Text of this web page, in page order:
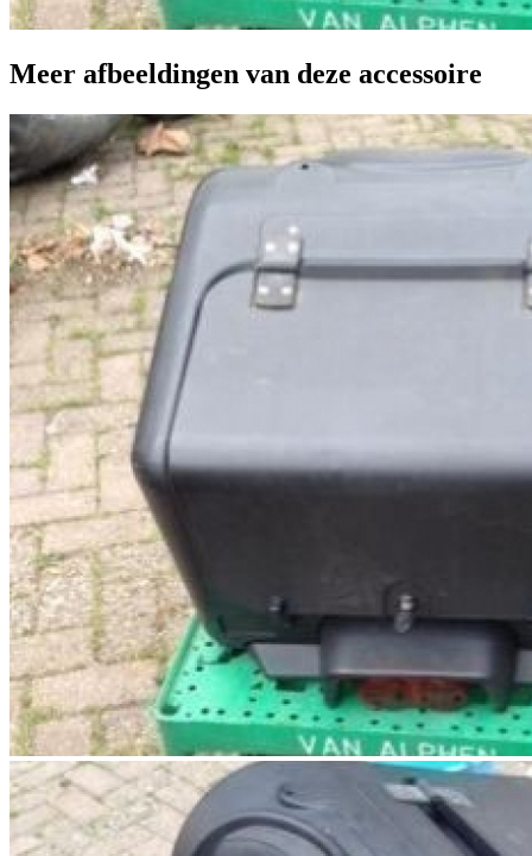
Meer afbeeldingen van deze accessoire